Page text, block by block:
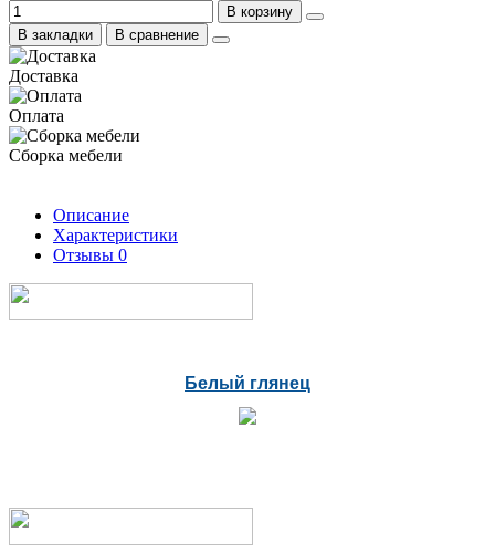
В корзину
В закладки
В сравнение
Доставка
Оплата
Сборка мебели
Описание
Характеристики
Отзывы 0
Белый глянец